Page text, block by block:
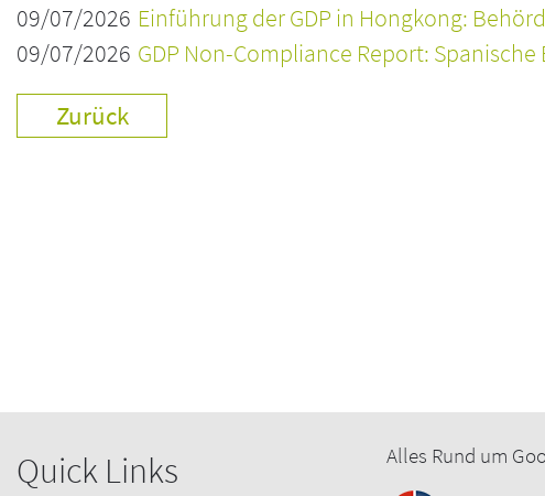
09/07/2026 Einführung der GDP in Hongkong:
09/07/2026 GDP Non-Compliance Report:
Zurück
Quick Links Alles Rund um